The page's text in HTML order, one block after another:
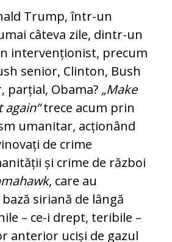
Trump, într-un
câteva zile, dintr-un
in­ter­ven­ționist, precum
senior, Clin­ton, Bush
parțial, Obama? „Make
trece acum prin
umanitar, acționând
de crime
și crime de război
, care au
siriană de lângă
– ce-i drept, teribile –
anterior uciși de gazul